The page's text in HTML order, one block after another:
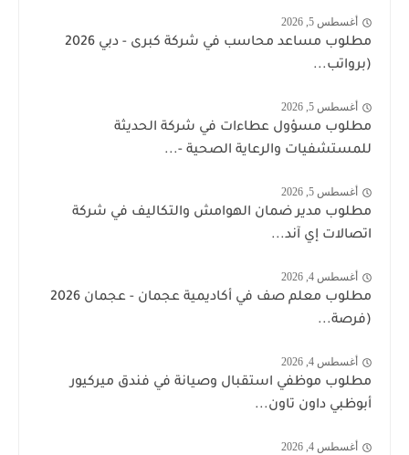
أغسطس 5, 2026
مطلوب مساعد محاسب في شركة كبرى - دبي 2026
(برواتب...
أغسطس 5, 2026
مطلوب مسؤول عطاءات في شركة الحديثة
للمستشفيات والرعاية الصحية -...
أغسطس 5, 2026
مطلوب مدير ضمان الهوامش والتكاليف في شركة
اتصالات إي آند...
أغسطس 4, 2026
مطلوب معلم صف في أكاديمية عجمان - عجمان 2026
(فرصة...
أغسطس 4, 2026
مطلوب موظفي استقبال وصيانة في فندق ميركيور
أبوظبي داون تاون...
أغسطس 4, 2026